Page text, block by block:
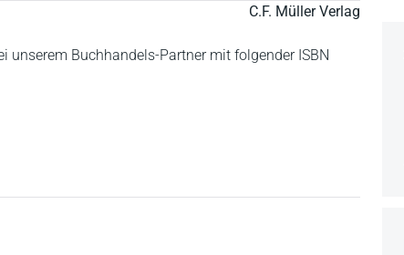
C.F. Müller Verlag
unserem Buchhandels-Partner mit folgender ISBN